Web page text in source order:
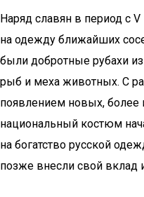
Наряд славян в период с
на одежду ближайших
были добротные рубахи
рыб и меха животных. С
появлением новых, более
национальный костюм
на богатство русской
позже внесли свой вклад